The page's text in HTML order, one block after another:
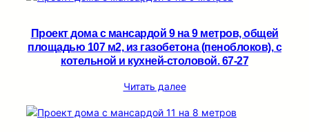
Проект дома с мансардой 9 на 9 метров, общей
площадью 107 м2, из газобетона (пеноблоков), c
котельной и кухней-столовой. 67-27
Читать далее